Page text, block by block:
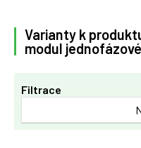
Varianty k
modul
Filtrace